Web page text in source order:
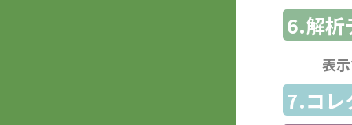
6.解析
表
7.コレ